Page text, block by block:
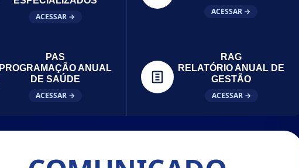
ACESSAR →
ACESSAR →
PAS
PROGRAMAÇÃO ANUAL
DE SAÚDE
ACESSAR →
RAG
RELATÓRIO ANUAL DE
GESTÃO
ACESSAR →